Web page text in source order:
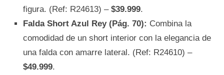
figura. (Ref: R24613) – $39.999.
Falda Short Azul Rey (Pág. 70): Combina la
comodidad de un short interior con la elegancia de
una falda con amarre lateral. (Ref: R24610) –
$49.999.